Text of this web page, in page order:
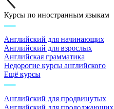
Курсы по иностранным языкам
Английский для начинающих
Английский для взрослых
Английская грамматика
Недорогие курсы английского
Ещё курсы
Английский для продвинутых